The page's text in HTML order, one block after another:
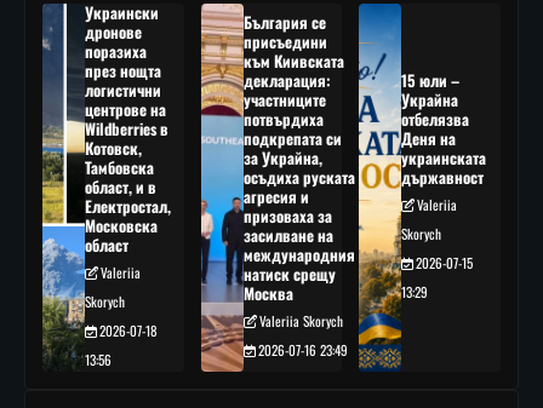
Украински
дронове
поразиха
през нощта
логистични
центрове на
Wildberries в
Котовск,
Тамбовска
област, и в
Електростал,
Московска
област
Valeriia
Skorych
2026-07-18
13:56
България се
присъедини
към Киивската
декларация:
участниците
потвърдиха
подкрепата си
за Украйна,
осъдиха руската
агресия и
призоваха за
засилване на
международния
натиск срещу
Москва
Valeriia Skorych
2026-07-16 23:49
15 юли –
Украйна
отбелязва
Деня на
украинската
държавност
Valeriia
Skorych
2026-07-15
13:29